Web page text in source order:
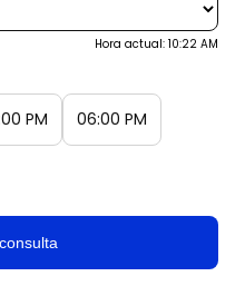
Hora actual: 10:22 AM
PM 06:00 PM